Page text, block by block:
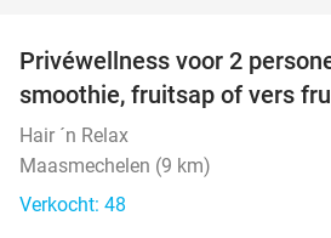
Privéwellness voor 2
smoothie, fruitsap of vers
Hair ´n Relax
Maasmechelen (9 km)
Verkocht: 48